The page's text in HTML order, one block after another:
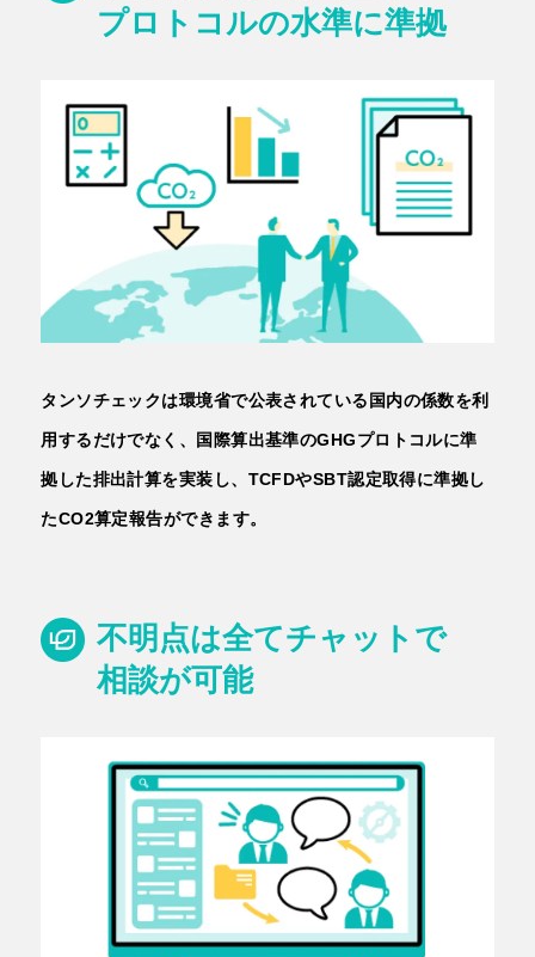
プロトコルの水準に準拠
タンソチェックは環境省で公表されている国内の係数を利
用するだけでなく、国際算出基準のGHGプロトコルに準
拠した排出計算を実装し、TCFDやSBT認定取得に準拠し
たCO2算定報告ができます。
不明点は全てチャットで
相談が可能